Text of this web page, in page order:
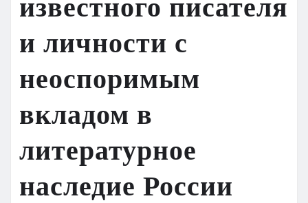
и личности с
неоспоримым
вкладом в
литературное
наследие России